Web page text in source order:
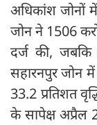
अधिकांश जोनों
जोन ने 1506
दर्ज की, जबकि
सहारनपुर जोन
33.2 प्रतिशत
के सापेक्ष अप्रैल